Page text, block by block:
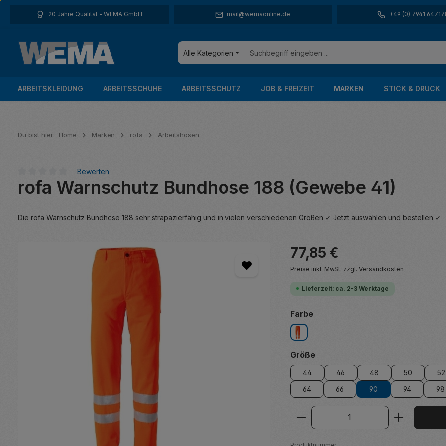
Hauptinhalt springen
Zur Suche springen
Zur Hauptnavigation springen
20 Jahre Qualität - WEMA GmbH mail@wemaonline.de +49 (0) 7941
Alle Kategorien
ARBEITSKLEIDUNG ARBEITSSCHUHE ARBEITSSCHUTZ JOB & FREIZEIT MARKEN STICK & DRUCK
Du bist hier: Home Marken rofa Arbeitshosen
Durchschnittliche Bewertung von 0 von 5 Sternen
Bewerten
rofa Warnschutz Bundhose 188 (Gewebe 41)
Die rofa Warnschutz Bundhose 188 sehr strapazierfähig und in vielen verschiedenen Größen ✓ Jetzt auswählen und bestellen ✓
Bildergalerie überspringen Regulärer Preis:
77,85 €
Preise inkl. MwSt. zzgl. Versandkosten
Lieferzeit: ca. 2-3 Werktage
Farbeauswählen
leuchtorange
Größeauswählen
44 46 48 50 52
64
66 90 94 98
Produkt Anzahl: Gib den